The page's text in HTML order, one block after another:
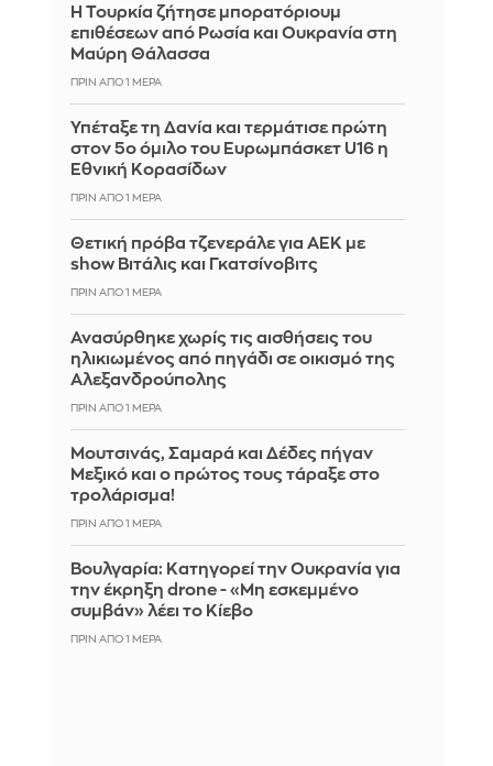
Η Τουρκία ζήτησε μπορατόριουμ
επιθέσεων από Ρωσία και Ουκρανία στη
Μαύρη Θάλασσα
ΠΡΙΝ ΑΠΌ 1 ΜΈΡΑ
Υπέταξε τη Δανία και τερμάτισε πρώτη
στον 5ο όμιλο του Ευρωμπάσκετ U16 η
Εθνική Κορασίδων
ΠΡΙΝ ΑΠΌ 1 ΜΈΡΑ
Θετική πρόβα τζενεράλε για ΑΕΚ με
show Βιτάλις και Γκατσίνοβιτς
ΠΡΙΝ ΑΠΌ 1 ΜΈΡΑ
Ανασύρθηκε χωρίς τις αισθήσεις του
ηλικιωμένος από πηγάδι σε οικισμό της
Αλεξανδρούπολης
ΠΡΙΝ ΑΠΌ 1 ΜΈΡΑ
Μουτσινάς, Σαμαρά και Δέδες πήγαν
Μεξικό και ο πρώτος τους τάραξε στο
τρολάρισμα!
ΠΡΙΝ ΑΠΌ 1 ΜΈΡΑ
Βουλγαρία: Κατηγορεί την Ουκρανία για
την έκρηξη drone - «Μη εσκεμμένο
συμβάν» λέει το Κίεβο
ΠΡΙΝ ΑΠΌ 1 ΜΈΡΑ